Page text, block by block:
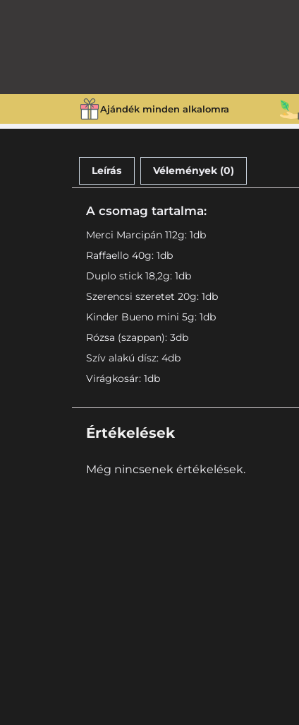
Ajándék minden alkalomra
Leírás Vélemények (0)
A csomag tartalma:
Merci Marcipán 112g: 1db
Raffaello 40g: 1db
Duplo stick 18,2g: 1db
Szerencsi szeretet 20g: 1db
Kinder Bueno mini 5g: 1db
Rózsa (szappan): 3db
Szív alakú dísz: 4db
Virágkosár: 1db
Értékelések
Még nincsenek értékelések.